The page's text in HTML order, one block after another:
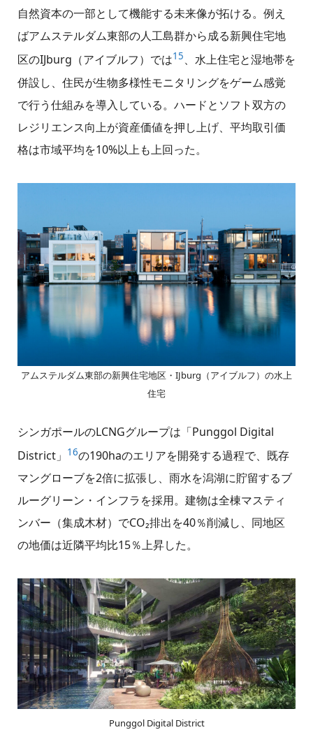
自然資本の一部として機能する未来像が拓ける。例え
ばアムステルダム東部の人工島群から成る新興住宅地
区のIJburg（アイブルフ）では15、水上住宅と湿地帯を
併設し、住民が生物多様性モニタリングをゲーム感覚
で行う仕組みを導入している。ハードとソフト双方の
レジリエンス向上が資産価値を押し上げ、平均取引価
格は市域平均を10%以上も上回った。
アムステルダム東部の新興住宅地区・IJburg（アイブルフ）の水上
住宅
シンガポールのLCNGグループは「Punggol Digital
District」 16の190haのエリアを開発する過程で、既存
マングローブを2倍に拡張し、雨水を潟湖に貯留するブ
ルーグリーン・インフラを採用。建物は全棟マスティ
ンバー（集成木材）でCO₂排出を40％削減し、同地区
の地価は近隣平均比15％上昇した。
Punggol Digital District